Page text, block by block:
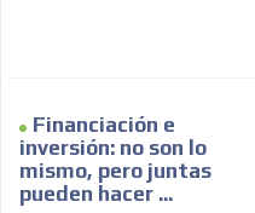
Financiación e
inversión: no son lo
mismo, pero juntas
pueden hacer ...